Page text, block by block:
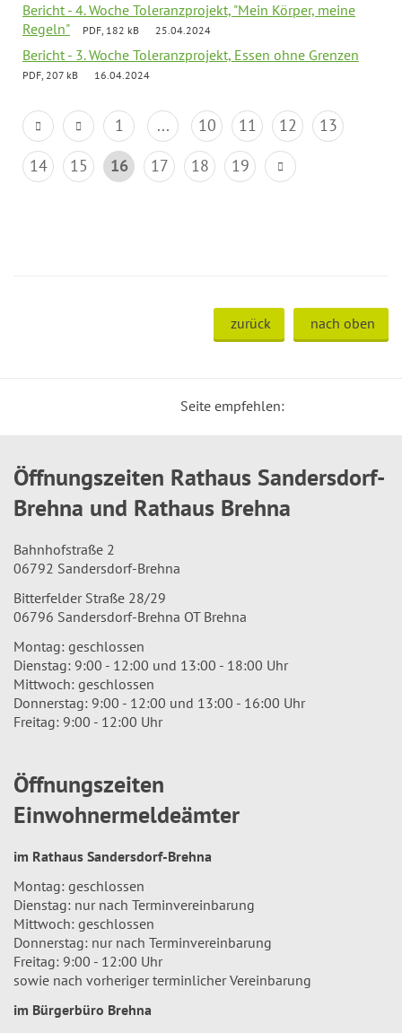
Bericht - 4. Woche Toleranzprojekt, "Mein Körper, meine
Regeln"
PDF, 182 kB 25.04.2024
Bericht - 3. Woche Toleranzprojekt, Essen ohne Grenzen
PDF, 207 kB 16.04.2024
1 ... 10 11 12
13
14
15 16 17 18 19
zurück nach oben
Seite empfehlen:
Öffnungszeiten Rathaus Sandersdorf-
Brehna und Rathaus Brehna
Bahnhofstraße 2
06792 Sandersdorf-Brehna
Bitterfelder Straße 28/29
06796 Sandersdorf-Brehna OT Brehna
Montag: geschlossen
Dienstag: 9:00 - 12:00 und 13:00 - 18:00 Uhr
Mittwoch: geschlossen
Donnerstag: 9:00 - 12:00 und 13:00 - 16:00 Uhr
Freitag: 9:00 - 12:00 Uhr
Öffnungszeiten
Einwohnermeldeämter
im Rathaus Sandersdorf-Brehna
Montag: geschlossen
Dienstag: nur nach Terminvereinbarung
Mittwoch: geschlossen
Donnerstag: nur nach Terminvereinbarung
Freitag: 9:00 - 12:00 Uhr
sowie nach vorheriger terminlicher Vereinbarung
im Bürgerbüro Brehna